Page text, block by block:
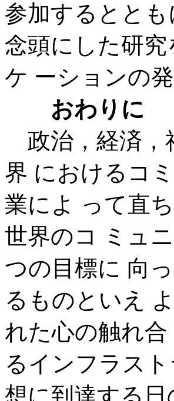
参加するとと
念頭にした研
ケ ーションの
おわりに
政治，経済，
界 におけるコ
業によ って直
世界のコ ミュ
つの目標に 向
るものといえ
れた心の触れ
るインフラス
想に到達する